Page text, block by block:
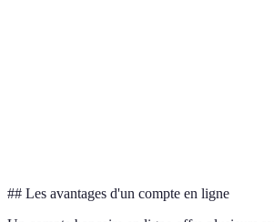
## Les avantages d'un compte en ligne